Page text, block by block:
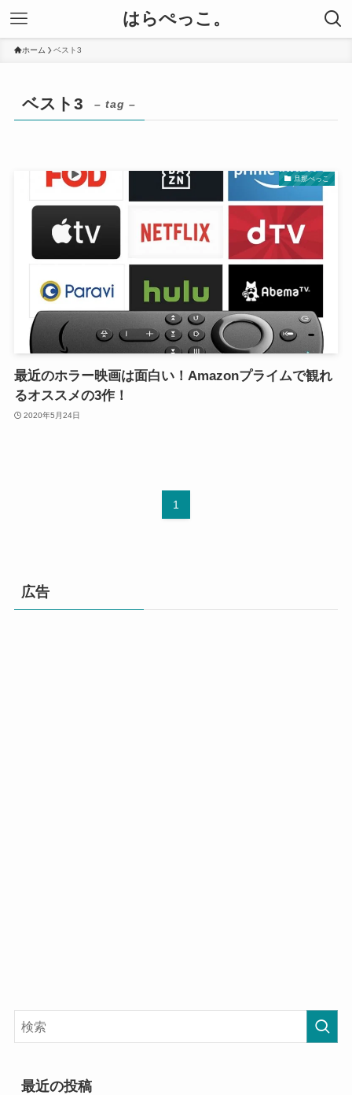
はらぺっこ。
ホーム ベスト3
ベスト3 – tag –
旦那ぺっこ
最近のホラー映画は面白い！Amazonプライムで観れ
るオススメの3作！
2020年5月24日
1
広告
最近の投稿